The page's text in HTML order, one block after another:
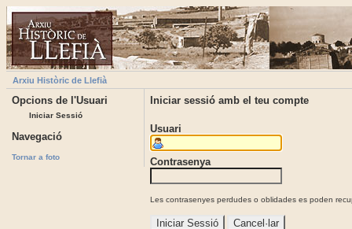
Arxiu Històric de Llefià
Opcions de l'Usuari
Iniciar Sessió
Navegació
Tornar a foto
Iniciar sessió amb el teu compte
Usuari
Contrasenya
Les contrasenyes perdudes o oblidades es poden